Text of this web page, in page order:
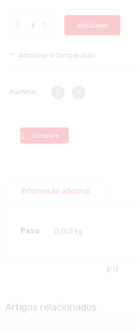
ADICIONAR
Adicionar à Comparação
Partilhar:
Compare
Informação adicional
Peso 0,001 kg
Artigos relacionados